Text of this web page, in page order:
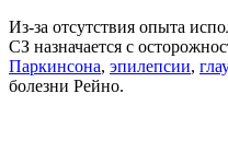
Из-за отсутствия опыта
СЗ назначается с
Паркинсона, эпилепсии,
болезни Рейно.